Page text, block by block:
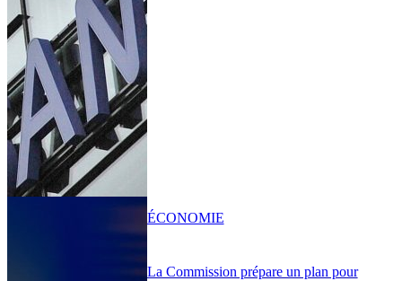
La Commission prépare un plan pour
ÉCONOMIE